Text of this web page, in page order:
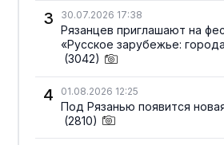
3 30.07.2026 17:38
Рязанцев приглашают на
«Русское зарубежье:
(3042)
4 01.08.2026 12:25
Под Рязанью появится
(2810)